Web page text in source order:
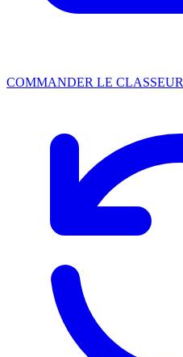
COMMANDER LE CLASSEUR